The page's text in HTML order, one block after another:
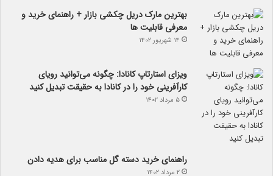
بهترین مارک دریل چکشی بازار + راهنمای خرید و
معرفی قابلیت ها
۱۴ شهریور ۱۴۰۲
ویزای استارتاپ کانادا: چگونه می‌توانید رویای
کارآفرینی خود را در کانادا به حقیقت تبدیل کنید
۵ مرداد ۱۴۰۲
راهنمای خرید دسته گل مناسب برای هدیه دادن
۲ مرداد ۱۴۰۲